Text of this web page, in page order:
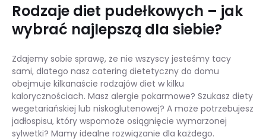
Rodzaje diet pudełkowych – jak
wybrać najlepszą dla siebie?
Zdajemy sobie sprawę, że nie wszyscy jesteśmy tacy
sami, dlatego nasz catering dietetyczny do domu
obejmuje kilkanaście rodzajów diet w kilku
kalorycznościach. Masz alergie pokarmowe? Szukasz diety
wegetariańskiej lub niskoglutenowej? A może potrzebujesz
jadłospisu, który wspomoże osiągnięcie wymarzonej
sylwetki? Mamy idealne rozwiązanie dla każdego.